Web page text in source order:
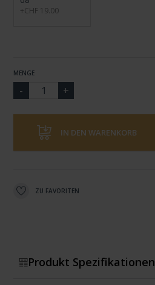
+CHF 19.00
MENGE
IN DEN WARENKORB
ZU FAVORITEN
Produkt Spezifikationen